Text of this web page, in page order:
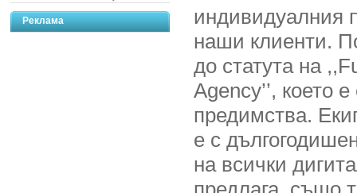
Реклама
индивидуалния
наши клиенти.
до статута на
Agency’’, което
предимства.
е с
на всички